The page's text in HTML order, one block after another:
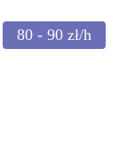
80 - 90 zł/h